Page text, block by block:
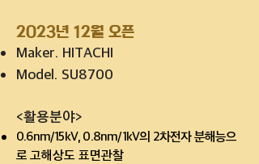
2023년 12월 오픈
Maker. HITACHI
Model. SU8700
<활용분야>
0.6nm/15kV, 0.8nm/1kV의 2차전자 분해능으
로고해상도 표면관찰